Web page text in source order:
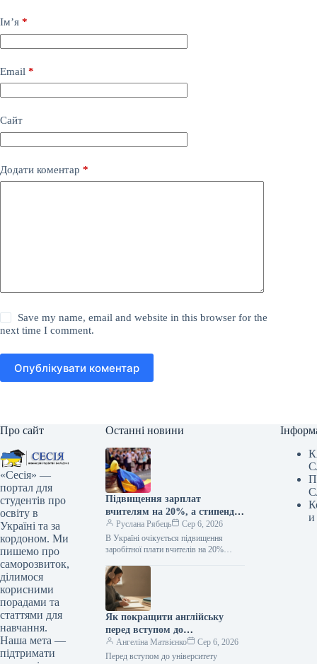
Ім’я *
Email *
Сайт
Додати коментар *
Save my name, email and website in this browser for the
next time I comment.
Опублікувати коментар
Про сайт
«Сесія» —
портал для
студентів про
освіту в
Україні та за
кордоном. Ми
пишемо про
саморозвиток,
ділимося
корисними
порадами та
статтями для
навчання.
Наша мета —
підтримати
Останні новини
Підвищення зарплат
вчителям на 20%, а стипендій
— у два рази: коли очікувати
покращення
Руслана Рябець
Сер 6, 2026
В Україні очікується підвищення
заробітної плати вчителів на 20%
Несподіванка для вчителів
та студентів: як зміняться зарплати
освітян і стипендії з 1 вересня /…
Як покращити англійську
перед вступом до
університету: реалістичний
план підготовки
Ангеліна Матвієнко
Сер 6, 2026
Перед вступом до університету
и